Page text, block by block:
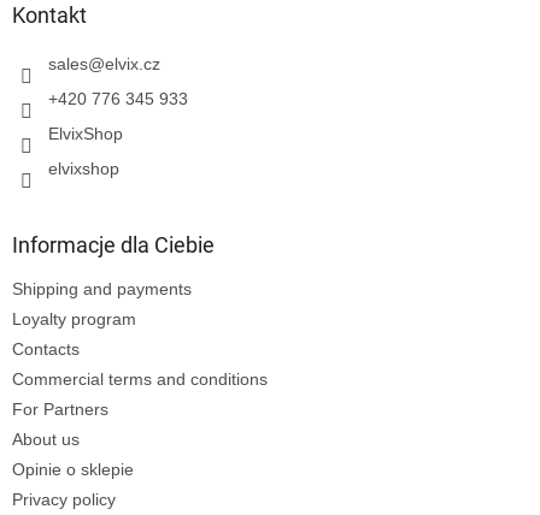
Kontakt
sales@elvix.cz
+420 776 345 933
ElvixShop
elvixshop
Informacje dla Ciebie
Shipping and payments
Loyalty program
Contacts
Commercial terms and conditions
For Partners
About us
Opinie o sklepie
Privacy policy